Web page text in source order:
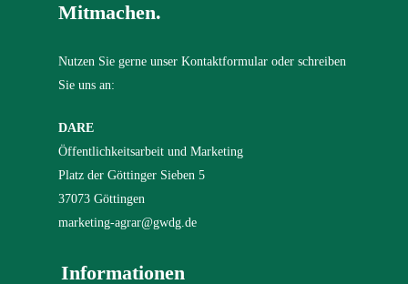
Mitmachen.
Nutzen Sie gerne unser Kontaktformular oder schreiben
Sie uns an:
DARE
Öffentlichkeitsarbeit und Marketing
Platz der Göttinger Sieben 5
37073 Göttingen
marketing-agrar@gwdg.de
Informationen